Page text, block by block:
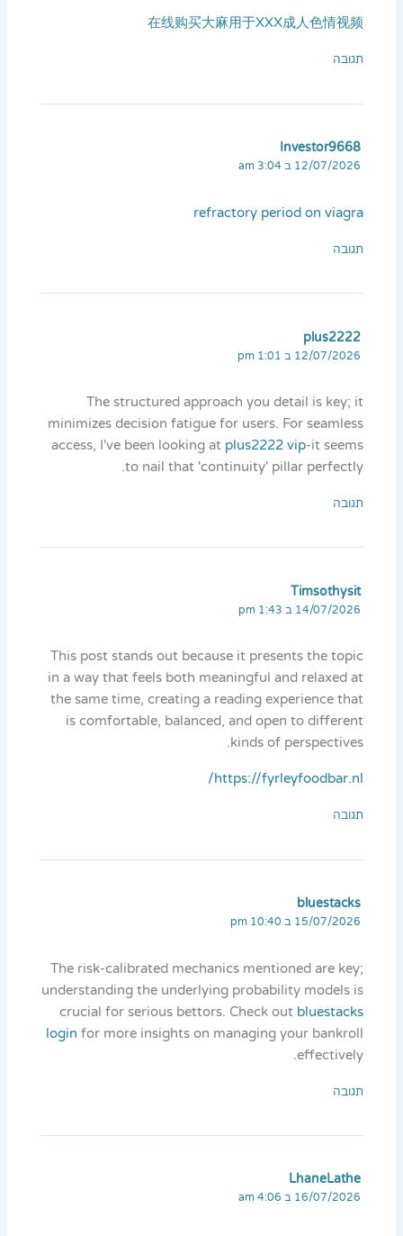
在线购买大麻用于XXX成人色情视频
תגובה
Investor9668
12/07/2026 ב 3:04 am
refractory period on viagra
תגובה
plus2222
12/07/2026 ב 1:01 pm
The structured approach you detail is key; it
minimizes decision fatigue for users. For seamless
access, I've been looking at plus2222 vip-it seems
to nail that 'continuity' pillar perfectly.
תגובה
Timsothysit
14/07/2026 ב 1:43 pm
This post stands out because it presents the topic
in a way that feels both meaningful and relaxed at
the same time, creating a reading experience that
is comfortable, balanced, and open to different
kinds of perspectives.
https://fyrleyfoodbar.nl/
תגובה
bluestacks
15/07/2026 ב 10:40 pm
The risk-calibrated mechanics mentioned are key;
understanding the underlying probability models is
crucial for serious bettors. Check out bluestacks
login for more insights on managing your bankroll
effectively.
תגובה
LhaneLathe
16/07/2026 ב 4:06 am